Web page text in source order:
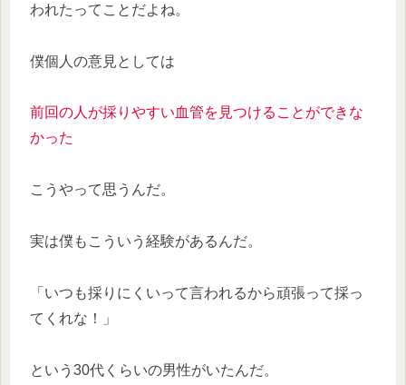
われたってことだよね。
僕個人の意見としては
前回の人が採りやすい血管を見つけることができな
かった
こうやって思うんだ。
実は僕もこういう経験があるんだ。
「いつも採りにくいって言われるから頑張って採っ
てくれな！」
という30代くらいの男性がいたんだ。